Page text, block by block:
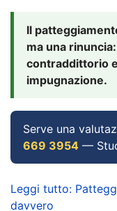
Il
ma una
contraddittorio
impugnazione.
Serve una
669 3954 —
Leggi tutto:
davvero